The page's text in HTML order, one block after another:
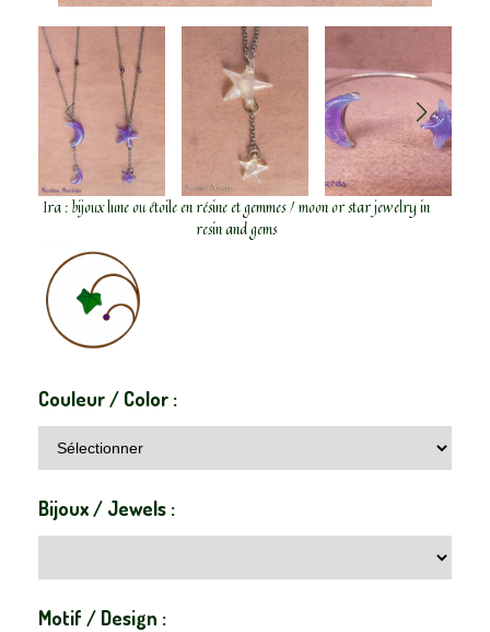
Ira : bijoux lune ou étoile en résine et gemmes / moon or star jewelry in
resin and gems
Couleur / Color :
Bijoux / Jewels :
Motif / Design :